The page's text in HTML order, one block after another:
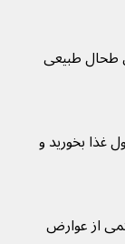
طحال طبیعی
غذا بخورید و
از عوارض